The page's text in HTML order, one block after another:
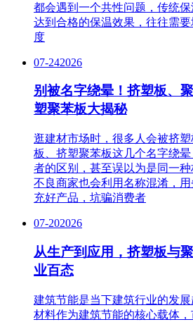
都会遇到一个共性问题，传统
达到合格的保温效果，往往需
度
07-242026
别被名字绕晕！挤塑板、
塑聚苯板大揭秘
逛建材市场时，很多人会被挤
板、挤塑聚苯板这几个名字绕
者的区别，甚至误以为是同一
不良商家也会利用名称混淆，用
充好产品，坑骗消费者
07-202026
从生产到应用，挤塑板与
业百态
建筑节能是当下建筑行业的发
材料作为建筑节能的核心载体